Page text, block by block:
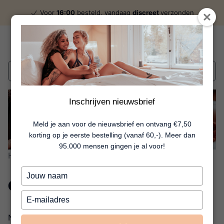
Inschrijven nieuwsbrief
Meld je aan voor de nieuwsbrief en ontvang €7,50
korting op je eerste bestelling (vanaf 60,-). Meer dan
95.000 mensen gingen je al voor!
Typ
je
naam
Typ
je
e-
Voor 16:00 besteld, vandaag discreetverzonden
Wat zoek je?
Home
Over Nachtkastje
Nachtkastje is gestart in 2012, met toen al jarenlange